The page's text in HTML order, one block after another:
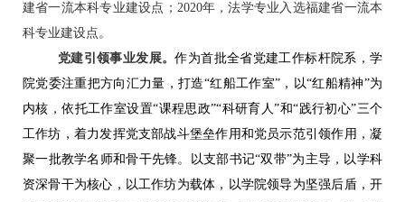
建省一流本科专业建设点 ； 2020年 ，法学专业入选福建省一流本
科专业建设点。
党建引领事业发展。作为首批全省党建工作标杆院系，学
院党委注重把方向汇力量，打造“红船工作室”，以“红船精神”为
内核，依托工作室设置“课程思政”“科研育人”和“践行初心”三个
工作坊，着力发挥党支部战斗堡垒作用和党员示范引领作用，凝
聚一批教学名师和骨干先锋。 以支部书记“双带”为主导，以学科
资深骨干为核心，以工作坊为载体，以学院领导为坚强后盾，开